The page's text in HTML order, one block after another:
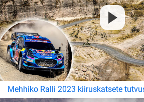
Mehhiko Ralli 2023 kiiruskatsete